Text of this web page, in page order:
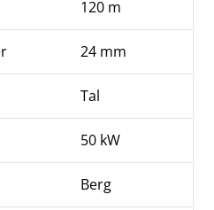
120 m
24 mm
Tal
50 kW
Berg